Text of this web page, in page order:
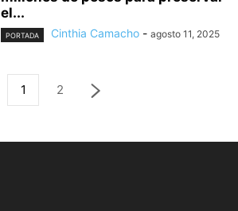
el...
PORTADA Cinthia Camacho - agosto 11, 2025
1 2